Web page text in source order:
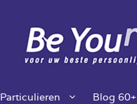
Particulieren Blog 60+